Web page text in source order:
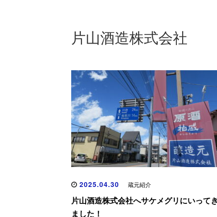
片山酒造株式会社
2025.04.30 蔵元紹介
片山酒造株式会社へサケメグリにいって
ました！